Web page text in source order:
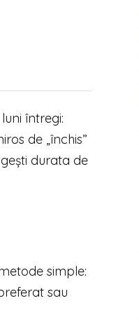
întregi:
de „închis”
durata de
simple:
sau